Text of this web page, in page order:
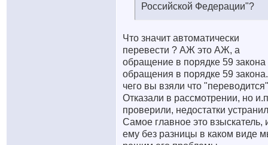
Российской Федерации"?
Что значит автоматически
перевести ? АЖ это АЖ, а
обращение в порядке 59 закона
обращения в порядке 59
чего вы взяли что
Отказали в рассмотрении, но
проверили, недостатки
Самое главное это взыскатель,
ему без разницы в каком виде